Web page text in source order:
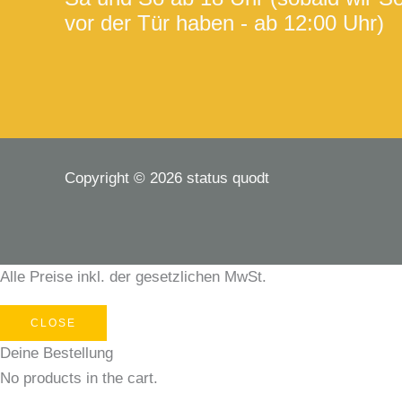
vor der Tür haben - ab 12:00 Uhr)
Copyright © 2026 status quodt
Alle Preise inkl. der gesetzlichen MwSt.
CLOSE
Deine Bestellung
No products in the cart.